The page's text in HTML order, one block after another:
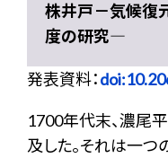
株井戸－気候復
度の研究―
発表資料：
1700年代末、濃尾
及した。それは一つ